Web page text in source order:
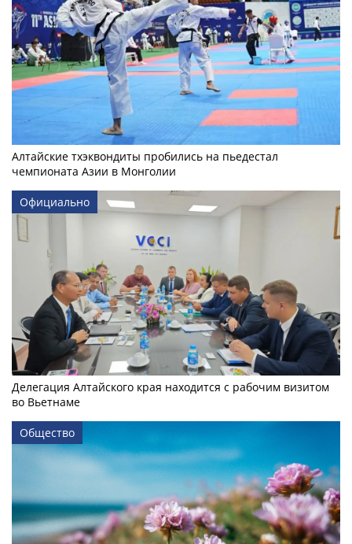
Алтайские тхэквондиты пробились на пьедестал
чемпионата Азии в Монголии
Официально
Делегация Алтайского края находится с рабочим визитом
во Вьетнаме
Общество